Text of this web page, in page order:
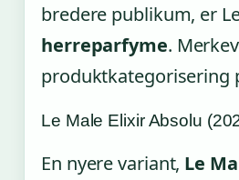
bredere publikum, er
herreparfyme.
produktkategorisering
Le Male Elixir Absolu
En nyere variant, Le